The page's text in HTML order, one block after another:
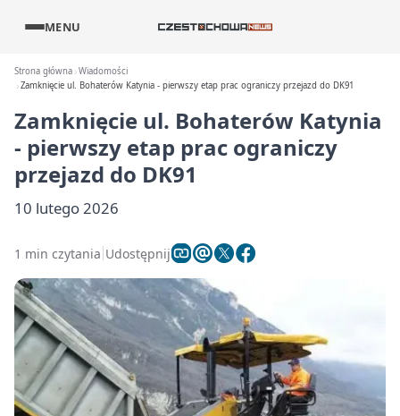
MENU
Strona główna Wiadomości
Zamknięcie ul. Bohaterów Katynia - pierwszy etap prac ograniczy przejazd do DK91
Zamknięcie ul. Bohaterów Katynia
- pierwszy etap prac ograniczy
przejazd do DK91
10 lutego 2026
1 min czytania Udostępnij